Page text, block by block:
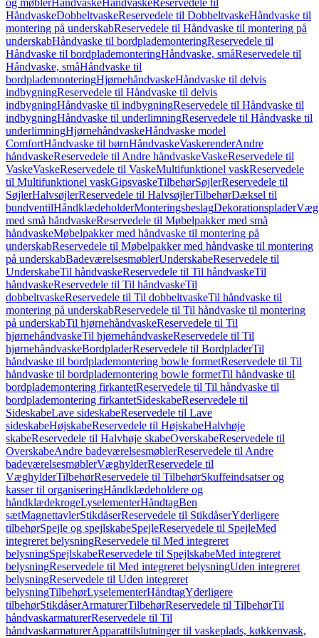
og møblerHåndvaskeHåndvaskeReservedele til
HåndvaskeDobbeltvaskeReservedele til DobbeltvaskeHåndvaske til
montering på underskabReservedele til Håndvaske til montering på
underskabHåndvaske til bordplademonteringReservedele til
Håndvaske til bordplademonteringHåndvaske, småReservedele til
Håndvaske, småHåndvaske til
bordplademonteringHjørnehåndvaskeHåndvaske til delvis
indbygningReservedele til Håndvaske til delvis
indbygningHåndvaske til indbygningReservedele til Håndvaske til
indbygningHåndvaske til underlimningReservedele til Håndvaske til
underlimningHjørnehåndvaskeHåndvaske model
ComfortHåndvaske til børnHåndvaskeVaskerenderAndre
håndvaskeReservedele til Andre håndvaskeVaskeReservedele til
VaskeVaskeReservedele til VaskeMultifunktionel vaskReservedele
til Multifunktionel vaskGipsvaskeTilbehørSøjlerReservedele til
SøjlerHalvsøjlerReservedele til HalvsøjlerTilbehørDæksel til
bundventilHåndklædeholderMonteringsbeslagDekorationsplader
med små håndvaskeReservedele til Møbelpakker med små
håndvaskeMøbelpakker med håndvaske til montering på
underskabReservedele til Møbelpakker med håndvaske til montering
på underskabBadeværelsesmøblerUnderskabeReservedele til
UnderskabeTil håndvaskeReservedele til Til håndvaskeTil
håndvaskeReservedele til Til håndvaskeTil
dobbeltvaskeReservedele til Til dobbeltvaskeTil håndvaske til
montering på underskabReservedele til Til håndvaske til montering
på underskabTil hjørnehåndvaskeReservedele til Til
hjørnehåndvaskeTil hjørnehåndvaskeReservedele til Til
hjørnehåndvaskeBordpladerReservedele til BordpladerTil
håndvaske til bordplademontering bowle formetReservedele til Til
håndvaske til bordplademontering bowle formetTil håndvaske til
bordplademontering firkantetReservedele til Til håndvaske til
bordplademontering firkantetSideskabeReservedele til
SideskabeLave sideskabeReservedele til Lave
sideskabeHøjskabeReservedele til HøjskabeHalvhøje
skabeReservedele til Halvhøje skabeOverskabeReservedele til
OverskabeAndre badeværelsesmøblerReservedele til Andre
badeværelsesmøblerVæghylderReservedele til
VæghylderTilbehørReservedele til TilbehørSkuffeindsatser og
kasser til organiseringHåndklædeholdere og
håndklædekrogeLyselementerHåndtagBen
sætMagnettavlerStikdåserReservedele til StikdåserYderligere
tilbehørSpejle og spejlskabeSpejleReservedele til SpejleMed
integreret belysningReservedele til Med integreret
belysningSpejlskabeReservedele til SpejlskabeMed integreret
belysningReservedele til Med integreret belysningUden integreret
belysningReservedele til Uden integreret
belysningTilbehørLyselementerHåndtagYderligere
tilbehørStikdåserArmaturerTilbehørReservedele til TilbehørTil
håndvaskarmaturerReservedele til Til
håndvaskarmaturerApparattilslutninger til vaskeplads, køkkenvask,